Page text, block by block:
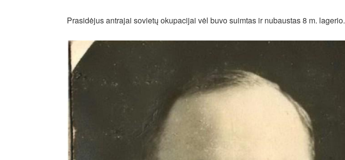
Prasidėjus antrajai sovietų okupacijai vėl buvo suimtas ir nubaustas 8 m. lagerio.